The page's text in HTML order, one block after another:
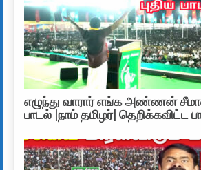
எழுந்து வாரார் எங்க அண்ணன்
பாடல் |நாம் தமிழர்| தெறிக்கவிட்ட